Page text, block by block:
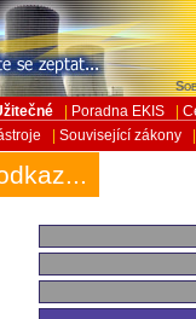
Poradna EKIS
Související zákony